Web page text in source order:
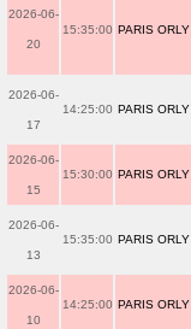
2026-06-
20
15:35:00 PARIS ORLY
2026-06-
17
14:25:00 PARIS ORLY
2026-06-
15
15:30:00 PARIS ORLY
2026-06-
13
15:35:00 PARIS ORLY
2026-06-
10
14:25:00 PARIS ORLY